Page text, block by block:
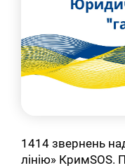
1414 звернень
лінію» КримSOS.